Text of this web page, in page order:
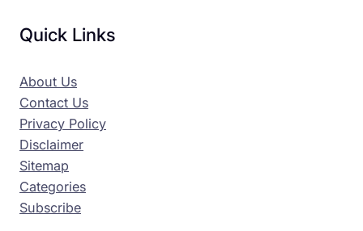
Quick Links
About Us
Contact Us
Privacy Policy
Disclaimer
Sitemap
Categories
Subscribe